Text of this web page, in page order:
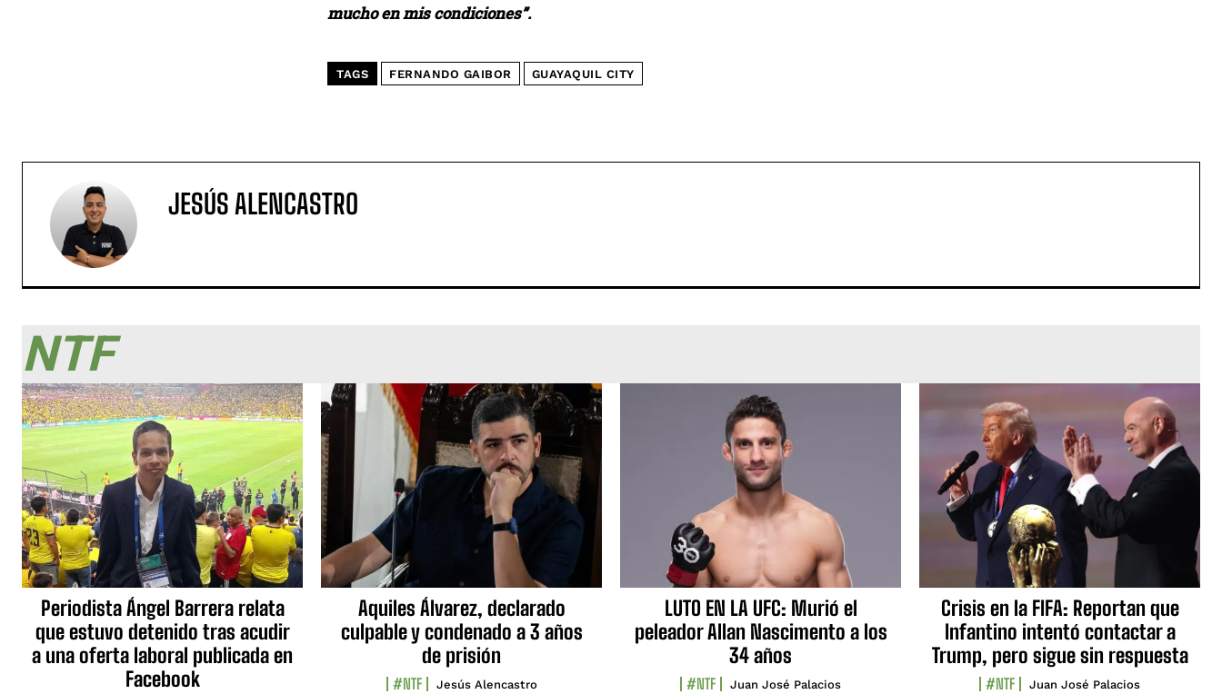
mucho en mis condiciones”.
TAGS FERNANDO GAIBOR GUAYAQUIL CITY
JESÚS ALENCASTRO
NTF
Periodista Ángel Barrera relata
que estuvo detenido tras acudir
a una oferta laboral publicada en
Facebook
Aquiles Álvarez, declarado
culpable y condenado a 3 años
de prisión
#NTF Jesús Alencastro
LUTO EN LA UFC: Murió el
peleador Allan Nascimento a los
34 años
#NTF Juan José Palacios
Crisis en la FIFA: Reportan que
Infantino intentó contactar a
Trump, pero sigue sin respuesta
#NTF Juan José Palacios